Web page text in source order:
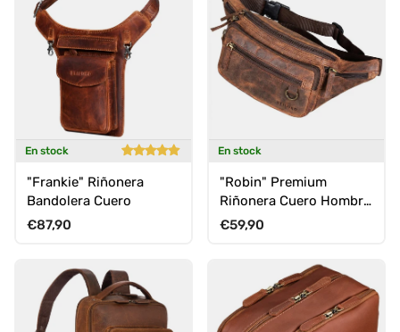
En stock
"Frankie" Riñonera
Bandolera Cuero
Precio normal
€87,90
En stock
"Robin" Premium
Riñonera Cuero Hombre
Vintage con 6
Precio normal
€59,90